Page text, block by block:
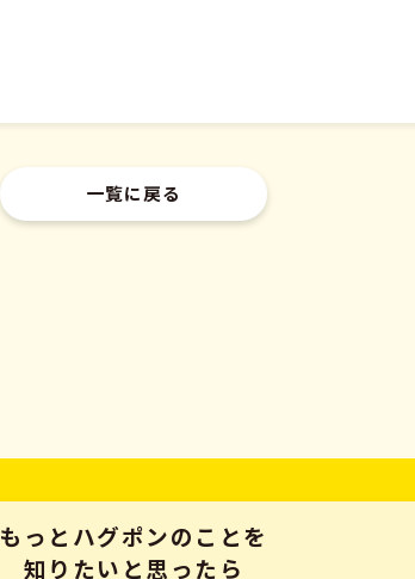
一覧に戻る
もっとハグポンのことを
知りたいと思ったら